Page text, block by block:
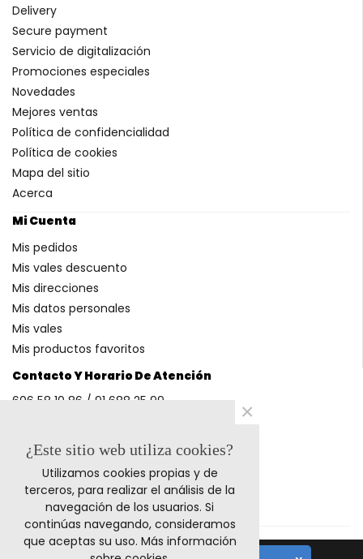
Contacto Y Horario De Atención
606 58 10 86 / 91 688 25 99
Métodos De Pago
Delivery
Secure payment
Servicio de digitalización
Promociones especiales
Novedades
Mejores ventas
Política de confidencialidad
Política de cookies
Mapa del sitio
Acerca
Mi Cuenta
Mis pedidos
Mis vales descuento
Mis direcciones
Mis datos personales
Mis vales
Mis productos favoritos
¿Este sitio web utiliza cookies?
Utilizamos cookies propias y de
terceros, para realizar el análisis de la
navegación de los usuarios. Si
continúas navegando, consideramos
que aceptas su uso. Más información
×